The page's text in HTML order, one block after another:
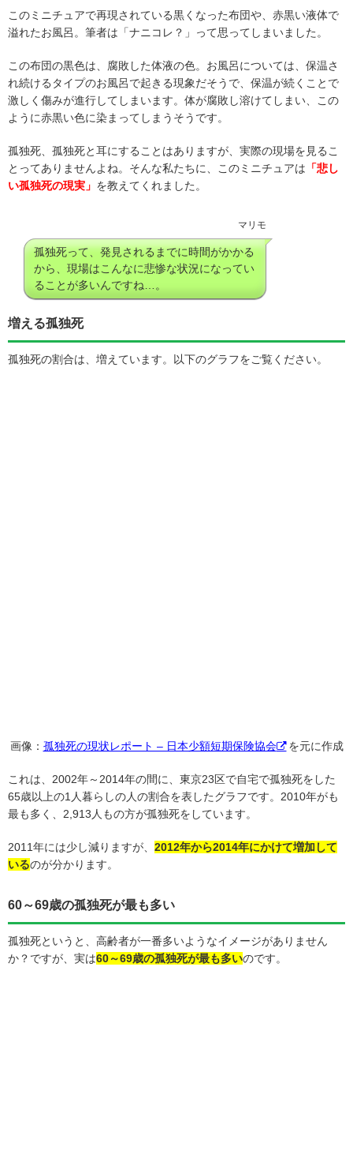
このミニチュアで再現されている黒くなった布団や、赤黒い液体で
溢れたお風呂。筆者は「ナニコレ？」って思ってしまいました。
この布団の黒色は、腐敗した体液の色。お風呂については、保温さ
れ続けるタイプのお風呂で起きる現象だそうで、保温が続くことで
激しく傷みが進行してしまいます。体が腐敗し溶けてしまい、この
ように赤黒い色に染まってしまうそうです。
孤独死、孤独死と耳にすることはありますが、実際の現場を見るこ
とってありませんよね。そんな私たちに、このミニチュアは 「悲し
い孤独死の現実」 を教えてくれました。
マリモ
孤独死って、発見されるまでに時間がかかる
から、現場はこんなに悲惨な状況になってい
ることが多いんですね…。
増える孤独死
孤独死の割合は、増えています。以下のグラフをご覧ください。
画像： 孤独死の現状レポート – 日本少額短期保険協会 を元に作成
これは、2002年～2014年の間に、東京23区で自宅で孤独死をした
65歳以上の1人暮らしの人の割合を表したグラフです。2010年がも
最も多く、2,913人もの方が孤独死をしています。
2011年には少し減りますが、 2012年から2014年にかけて増加して
いるのが分かります。
60～69歳の孤独死が最も多い
孤独死というと、高齢者が一番多いようなイメージがありません
か？ですが、実は60～69歳の孤独死が最も多いのです。